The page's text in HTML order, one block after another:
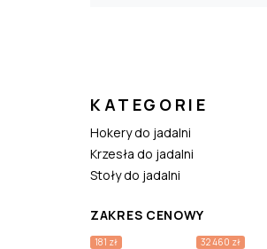
KATEGORIE
Hokery do jadalni
Krzesła do jadalni
Stoły do jadalni
ZAKRES CENOWY
181 zł 32 460 zł